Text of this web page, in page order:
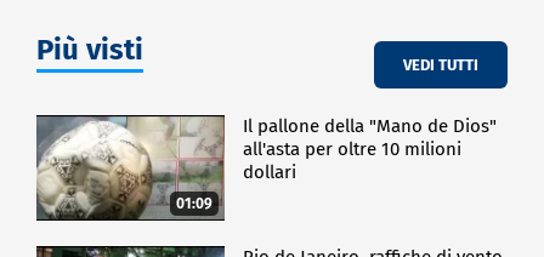
Più visti VEDI TUTTI
01:09
Il pallone della "Mano de Dios"
all'asta per oltre 10 milioni
dollari